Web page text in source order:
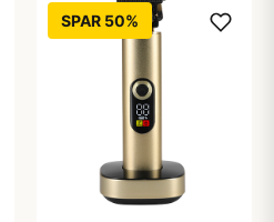
SPAR 50%